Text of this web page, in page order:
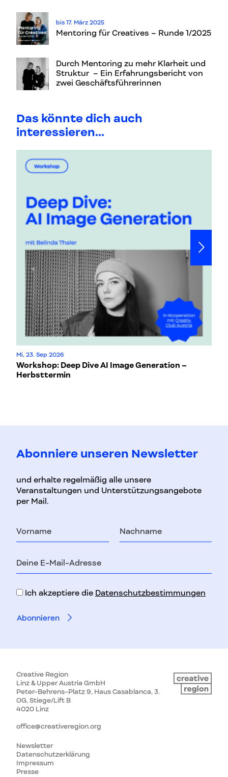
bis 17. März 2025
Mentoring für Creatives – Runde 1/2025
​​Durch Mentoring zu mehr Klarheit und
Struktur – Ein Erfahrungsbericht von
zwei Geschäftsführerinnen
Das könnte dich auch
interessieren...
Mi, 23. Sep 2026
Workshop: Deep Dive AI Image Generation –
Herbsttermin
Abonniere unseren Newsletter
und erhalte regelmäßig alle unsere
Veranstaltungen und Unterstützungsangebote
per Mail.
Mail-
Ich akzeptiere die Datenschutzbestimmungen
Creative Region
Linz & Upper Austria GmbH
Peter-Behrens-Platz 9, Haus Casablanca, 3.
OG, Stiege/Lift B
4020 Linz
office@creativeregion.org
Newsletter
Datenschutzerklärung
Impressum
Presse